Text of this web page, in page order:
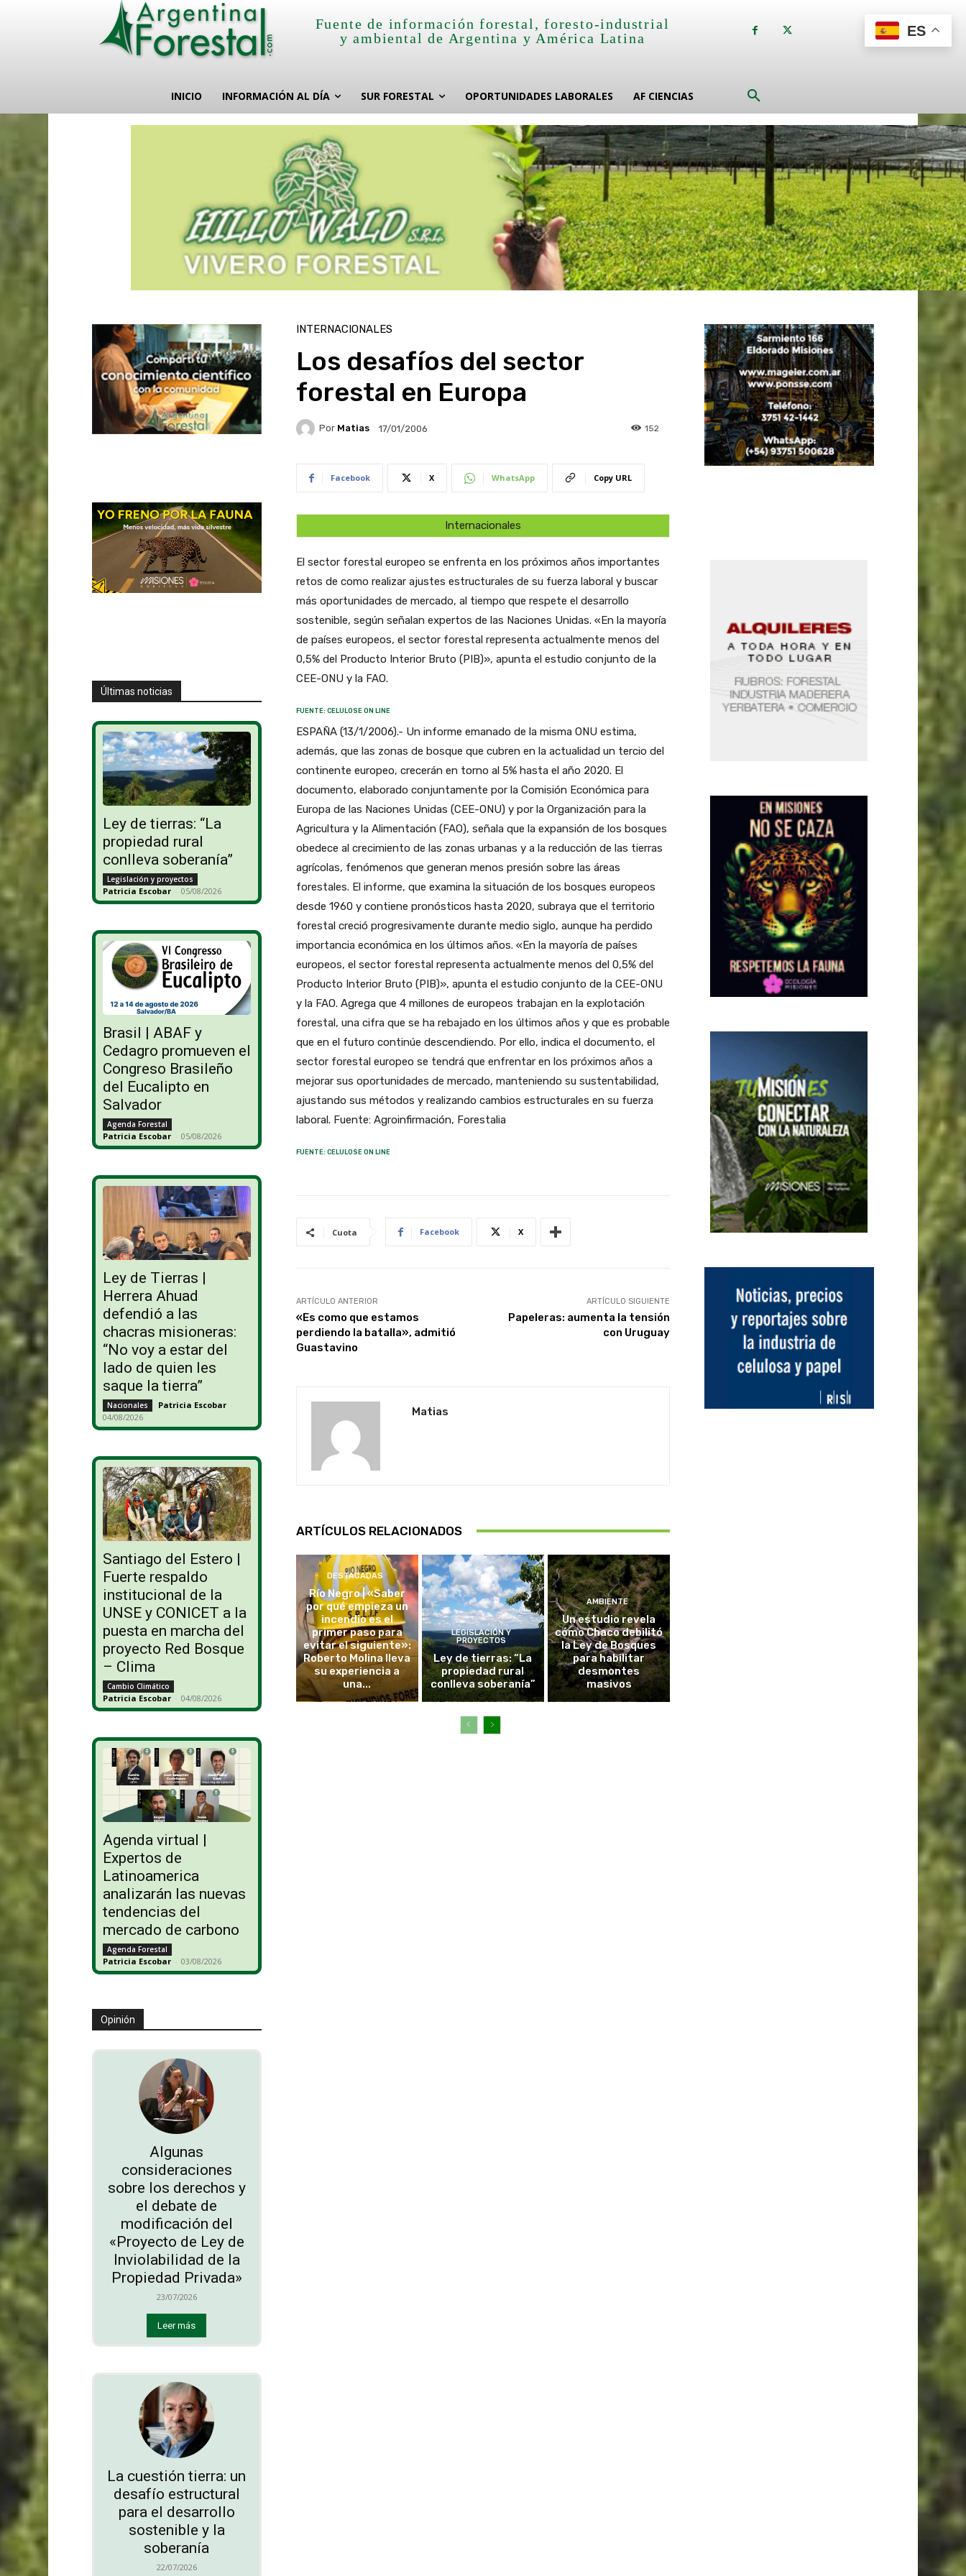
Fuente de información forestal, foresto-industrial
y ambiental de Argentina y América Latina
INICIO INFORMACIÓN AL DÍA SUR FORESTAL OPORTUNIDADES LABORALES AF CIENCIAS
Últimas noticias
Ley de tierras: “La
propiedad rural
conlleva soberanía”
Legislación y proyectos
Patricia Escobar - 05/08/2026
Brasil | ABAF y
Cedagro promueven el
Congreso Brasileño
del Eucalipto en
Salvador
Agenda Forestal
Patricia Escobar - 05/08/2026
Ley de Tierras |
Herrera Ahuad
defendió a las
chacras misioneras:
“No voy a estar del
lado de quien les
saque la tierra”
Nacionales Patricia Escobar -
04/08/2026
Santiago del Estero |
Fuerte respaldo
institucional de la
UNSE y CONICET a la
puesta en marcha del
proyecto Red Bosque
– Clima
Cambio Climático
Patricia Escobar - 04/08/2026
Agenda virtual |
Expertos de
Latinoamerica
analizarán las nuevas
tendencias del
mercado de carbono
Agenda Forestal
Patricia Escobar - 03/08/2026
Opinión
Algunas
consideraciones
sobre los derechos y
el debate de
modificación del
«Proyecto de Ley de
Inviolabilidad de la
Propiedad Privada»
23/07/2026
Leer más
La cuestión tierra: un
desafío estructural
para el desarrollo
sostenible y la
soberanía
22/07/2026
INTERNACIONALES
Los desafíos del sector
forestal en Europa
Por Matias 17/01/2006 152
Facebook X WhatsApp Copy URL
Internacionales
El sector forestal europeo se enfrenta en los próximos años importantes
retos de como realizar ajustes estructurales de su fuerza laboral y buscar
más oportunidades de mercado, al tiempo que respete el desarrollo
sostenible, según señalan expertos de las Naciones Unidas. «En la mayoría
de países europeos, el sector forestal representa actualmente menos del
0,5% del Producto Interior Bruto (PIB)», apunta el estudio conjunto de la
CEE-ONU y la FAO.
FUENTE: CELULOSE ON LINE
ESPAÑA (13/1/2006).- Un informe emanado de la misma ONU estima,
además, que las zonas de bosque que cubren en la actualidad un tercio del
continente europeo, crecerán en torno al 5% hasta el año 2020. El
documento, elaborado conjuntamente por la Comisión Económica para
Europa de las Naciones Unidas (CEE-ONU) y por la Organización para la
Agricultura y la Alimentación (FAO), señala que la expansión de los bosques
obedece al crecimiento de las zonas urbanas y a la reducción de las tierras
agrícolas, fenómenos que generan menos presión sobre las áreas
forestales. El informe, que examina la situación de los bosques europeos
desde 1960 y contiene pronósticos hasta 2020, subraya que el territorio
forestal creció progresivamente durante medio siglo, aunque ha perdido
importancia económica en los últimos años. «En la mayoría de países
europeos, el sector forestal representa actualmente menos del 0,5% del
Producto Interior Bruto (PIB)», apunta el estudio conjunto de la CEE-ONU
y la FAO. Agrega que 4 millones de europeos trabajan en la explotación
forestal, una cifra que se ha rebajado en los últimos años y que es probable
que en el futuro continúe descendiendo. Por ello, indica el documento, el
sector forestal europeo se tendrá que enfrentar en los próximos años a
mejorar sus oportunidades de mercado, manteniendo su sustentabilidad,
ajustando sus métodos y realizando cambios estructurales en su fuerza
laboral. Fuente: Agroinfirmación, Forestalia
FUENTE: CELULOSE ON LINE
Cuota Facebook X
ARTÍCULO ANTERIOR
«Es como que estamos
perdiendo la batalla», admitió
Guastavino
ARTÍCULO SIGUIENTE
Papeleras: aumenta la tensión
con Uruguay
Matias
ARTÍCULOS RELACIONADOS
DESTACADAS
Río Negro | «Saber
por qué empieza un
incendio es el
primer paso para
evitar el siguiente»:
Roberto Molina lleva
su experiencia a
una...
LEGISLACIÓN Y
PROYECTOS
Ley de tierras: “La
propiedad rural
conlleva soberanía”
AMBIENTE
Un estudio revela
cómo Chaco debilitó
la Ley de Bosques
para habilitar
desmontes
masivos
ES